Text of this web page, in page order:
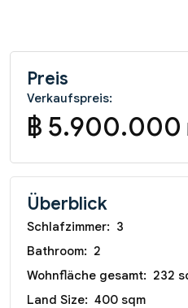
Preis
Verkaufspreis:
฿ 5.900.000
Überblick
Schlafzimmer: 3
Bathroom: 2
Wohnfläche gesamt: 232
Land Size: 400 sqm